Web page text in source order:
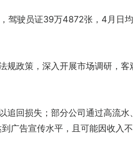
驾驶员证39万4872张，4月日
规政策，深入开展市场调研，客
回损失；部分公司通过高流水
广告宣传水平，且可能因收入